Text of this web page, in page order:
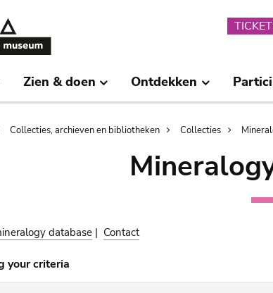
Zien & doen Ontdekken
Collecties, archieven en bibliotheken Collecties
database | Contact
your criteria